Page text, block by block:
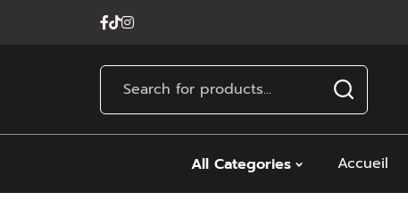
All Categories Accueil